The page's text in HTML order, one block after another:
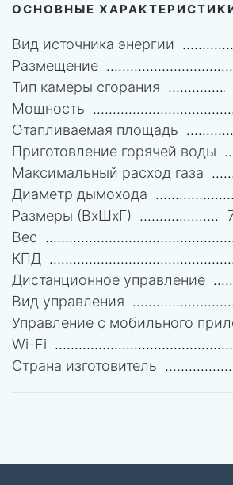
ОСНОВНЫЕ
Вид источника энергии
Размещение
Тип камеры сгорания
Мощность
Отапливаемая площадь
Приготовление горячей воды
Максимальный расход газа
Диаметр дымохода
Размеры (ВхШхГ)
Вес
КПД
Дистанционное управление
Вид управления
Управление c мобильного
Wi-Fi
Страна изготовитель